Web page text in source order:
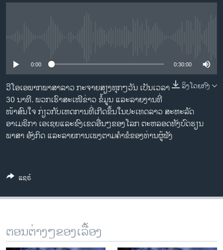
ຊຸມຊົນຊາວລາວ
ວິທະຍາສາດ-ເທັກໂນໂລຈີ
ທຸລະກິດ
ພາສາອັງກິດ
ວີດີໂອ
ຕິດຕາມພວກເຮົາ ທີ່
ພາສາຕ່າງໆ
0:00 0:30:00
ລິງໂດຍກົງ
ວີໂອເອພາກພາສາລາວ ກະຈາຍສຽງທຸກໆວັນ ເປັນເວລາ
30 ນາທີ. ພວກເຮົາສະເໜີຂ່າວ ຂໍ້ມູນ ແລະລາຍງານທີ່
ໜ້າສົນໃຈ ກ່ຽວກັບເຫດການທີ່ເກີດຂຶ້ນໃນປະເທດລາວ ສະຫະລັດ
ອາເມຣິກາ ເອເຊຍແລະຂົງເຂດອື່ນໆຂອງໂລກ ຕະຫລອດທັງບົດຮຽນ
ພາສາ ອັງກິດ ແລະລາຍການເພງຕາມຄຳຂໍຂອງທ່ານຜູ້ຟັງ
ແຊຣ໌
ຕອນຕ່າງໆຂອງເລື້ອງ